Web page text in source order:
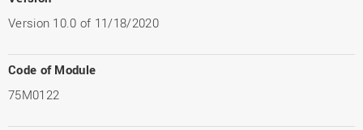
Version 10.0 of 11/18/2020
Code of Module
75M0122